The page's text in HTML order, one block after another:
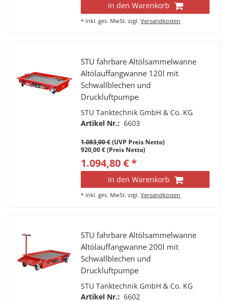
In den Warenkorb
* inkl. ges. MwSt. zzgl.Versandkosten
STU fahrbare Altölsammelwanne
Altölauffangwanne 120l mit
Schwallblechen und
Druckluftpumpe
STU Tanktechnik GmbH & Co. KG
Artikel Nr.: 6603
1.083,00 €(UVP Preis Netto)
920,00 € (Preis Netto)
1.094,80 € *
In den Warenkorb
* inkl. ges. MwSt. zzgl.Versandkosten
STU fahrbare Altölsammelwanne
Altölauffangwanne 200l mit
Schwallblechen und
Druckluftpumpe
STU Tanktechnik GmbH & Co. KG
Artikel Nr.: 6602